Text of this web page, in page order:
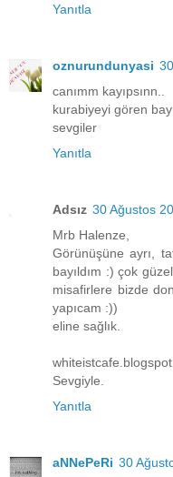
Yanıtla
oznurundunyasi
canımm kayıpsınn..
kurabiyeyi gören
sevgiler
Yanıtla
Adsız 30 Ağustos
Mrb Halenze,
Görünüşüne ayrı,
bayıldım :) çok
misafirlere bizde
yapıcam :))
eline sağlık.
Sevgiyle.
Yanıtla
aNNePeRi 30